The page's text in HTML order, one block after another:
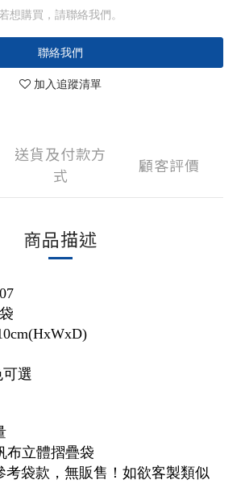
想購買，請聯絡我們。
聯絡我們
加入追蹤清單
送貨及付款方
式
顧客評價
商品描述
選
布立體摺疊袋
考袋款，無販售！如欲客製類似